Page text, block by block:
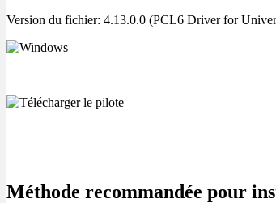
Version du fichier: 4.13.0.0 (PCL6 Driver for
Méthode recommandée pour